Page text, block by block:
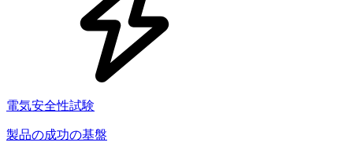
電気安全性試験
製品の成功の基盤